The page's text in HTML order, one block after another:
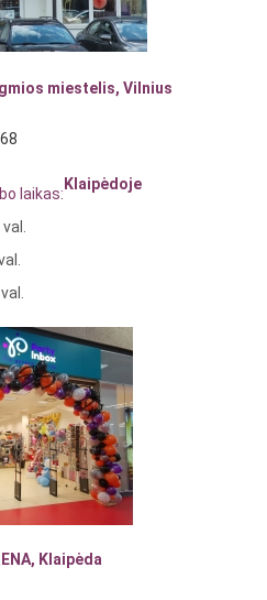
miestelis, Vilnius
laikas:
Klaipėdoje
Klaipėda